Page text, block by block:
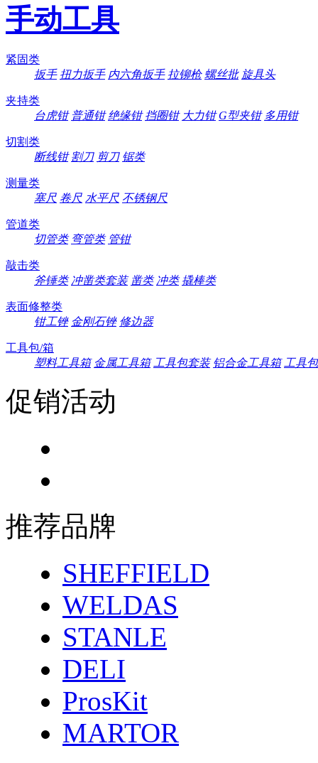
手动工具
紧固类
扳手 扭力扳手 内六角扳手 拉铆枪 螺丝批 旋具头
夹持类
台虎钳 普通钳 绝缘钳 挡圈钳 大力钳 G型夹钳 多用钳
切割类
断线钳 割刀 剪刀 锯类
测量类
塞尺 卷尺 水平尺 不锈钢尺
管道类
切管类 弯管类 管钳
敲击类
斧锤类 冲凿类套装 凿类 冲类 撬棒类
表面修整类
钳工锉 金刚石锉 修边器
工具包/箱
塑料工具箱 金属工具箱 工具包套装 铝合金工具箱 工具包
促销活动
推荐品牌
SHEFFIELD
WELDAS
STANLE
DELI
ProsKit
MARTOR